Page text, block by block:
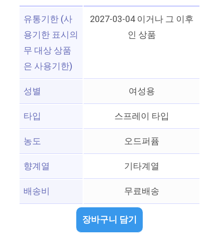
유통기한 (사
용기한 표시의
무 대상 상품
은 사용기한)
2027-03-04 이거나 그 이후
인 상품
성별
여성용
타입
스프레이 타입
농도
오드퍼퓸
향계열
기타계열
배송비
무료배송
장바구니 담기